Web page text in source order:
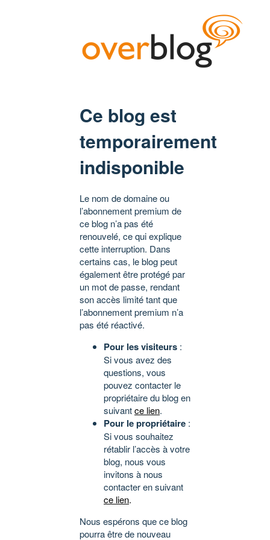
Ce blog est
temporairement
indisponible
Le nom de domaine ou
l’abonnement premium de
ce blog n’a pas été
renouvelé, ce qui explique
cette interruption. Dans
certains cas, le blog peut
également être protégé par
un mot de passe, rendant
son accès limité tant que
l’abonnement premium n’a
pas été réactivé.
Pour les visiteurs :
Si vous avez des
questions, vous
pouvez contacter le
propriétaire du blog en
suivantce lien.
Pour le propriétaire :
Si vous souhaitez
rétablir l’accès à votre
blog, nous vous
invitons à nous
contacter en suivant
ce lien.
Nous espérons que ce blog
pourra être de nouveau